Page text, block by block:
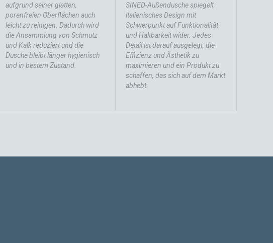
aufgrund seiner glatten,
porenfreien Oberflächen auch
leicht zu reinigen. Dadurch wird
die Ansammlung von Schmutz
und Kalk reduziert und die
Dusche bleibt länger hygienisch
und in bestem Zustand.
SINED-Außendusche spiegelt
italienisches Design mit
Schwerpunkt auf Funktionalität
und Haltbarkeit wider. Jedes
Detail ist darauf ausgelegt, die
Effizienz und Ästhetik zu
maximieren und ein Produkt zu
schaffen, das sich auf dem Markt
abhebt.